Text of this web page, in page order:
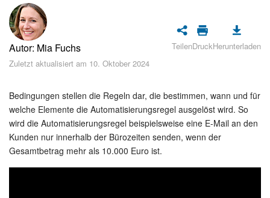
Sicherheit
Womit fangen Sie an?
Feed
Abonnement
Aufgaben und Projekte
KI-Projekte
Autor: Mia Fuchs
Zuletzt aktualisiert am 10. Oktober 2024
TeilenDruckHerunterladen
Bedingungen stellen die Regeln dar, die bestimmen, wann und für
welche Elemente die Automatisierungsregel ausgelöst wird. So
wird die Automatisierungsregel beispielsweise eine E-Mail an den
Kunden nur innerhalb der Bürozeiten senden, wenn der
Gesamtbetrag mehr als 10.000 Euro ist.